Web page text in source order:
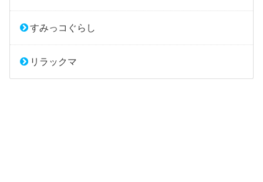
すみっコぐらし
リラックマ